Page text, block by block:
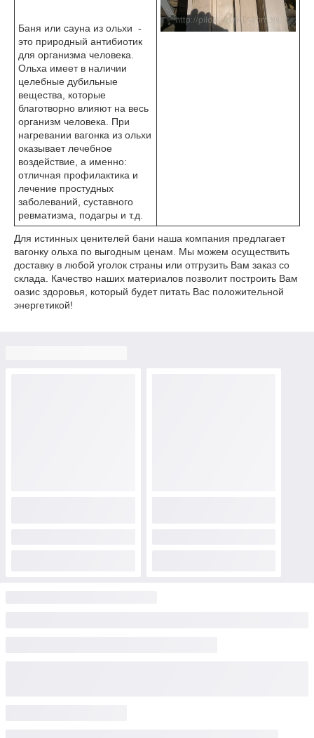
Баня или сауна из ольхи -
это природный антибиотик
для организма человека.
Ольха имеет в наличии
целебные дубильные
вещества, которые
благотворно влияют на весь
организм человека. При
нагревании вагонка из ольхи
оказывает лечебное
воздействие, а именно:
отличная профилактика и
лечение простудных
заболеваний, суставного
ревматизма, подагры и т.д.
Для истинных ценителей бани наша компания предлагает
вагонку ольха по выгодным ценам. Мы можем осуществить
доставку в любой уголок страны или отгрузить Вам заказ со
склада. Качество наших материалов позволит построить Вам
оазис здоровья, который будет питать Вас положительной
энергетикой!